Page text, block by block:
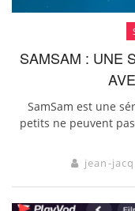
SAMSAM : UNE
SamSam est une
petits ne peuvent
jean-